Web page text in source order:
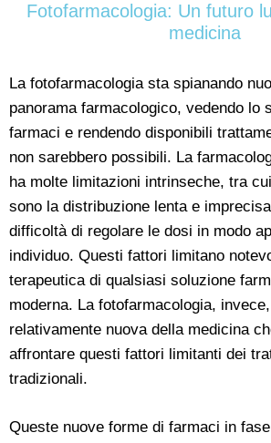
Fotofarmacologia: Un futuro
medicina
La fotofarmacologia sta spianando
panorama farmacologico, vedendo lo
farmaci e rendendo disponibili
non sarebbero possibili. La
ha molte limitazioni intrinseche, tra
sono la distribuzione lenta e
difficoltà di regolare le dosi in modo
individuo. Questi fattori limitano
terapeutica di qualsiasi soluzione
moderna. La fotofarmacologia,
relativamente nuova della medicina
affrontare questi fattori limitanti dei
tradizionali.
Queste nuove forme di farmaci in